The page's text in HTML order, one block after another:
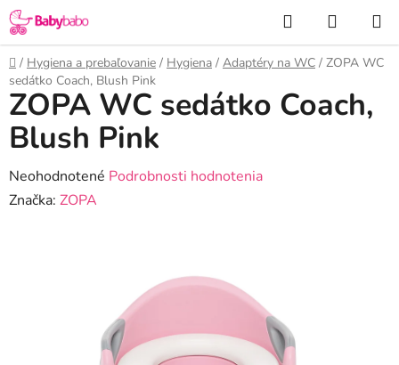
Prejsť
na
obsah
Hľadať
KOŠÍK
Domov
/ Hygiena a prebaľovanie / Hygiena / Adaptéry na WC / ZOPA WC
sedátko Coach, Blush Pink
ZOPA WC sedátko Coach,
Blush Pink
Priemerné
hodnotenie
Neohodnotené Podrobnosti hodnotenia
Značka: ZOPA